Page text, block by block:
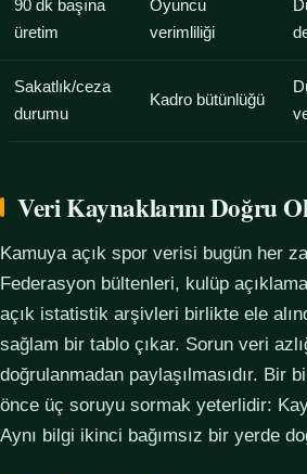
90 dk başına
üretim
Oyuncu
verimliliği
Sakatlık/ceza
durumu
Kadro bütünlüğü
Veri Kaynaklarını Doğru
Kamuya açık spor verisi bugün her
Federasyon bültenleri, kulüp
açık istatistik arşivleri birlikte ele
sağlam bir tablo çıkar. Sorun veri
doğrulanmadan paylaşılmasıdır. Bir
önce üç soruyu sormak yeterlidir:
Aynı bilgi ikinci bağımsız bir yerde